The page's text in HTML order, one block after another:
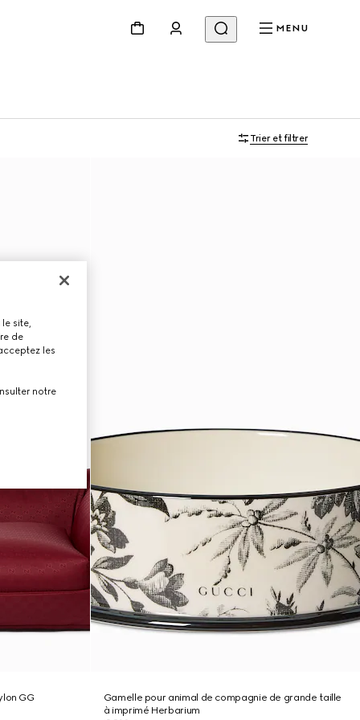
MENU
Trier et filtrer
GG
Gamelle pour animal de compagnie de grande taille
à imprimé Herbarium
site,
de
les
notre